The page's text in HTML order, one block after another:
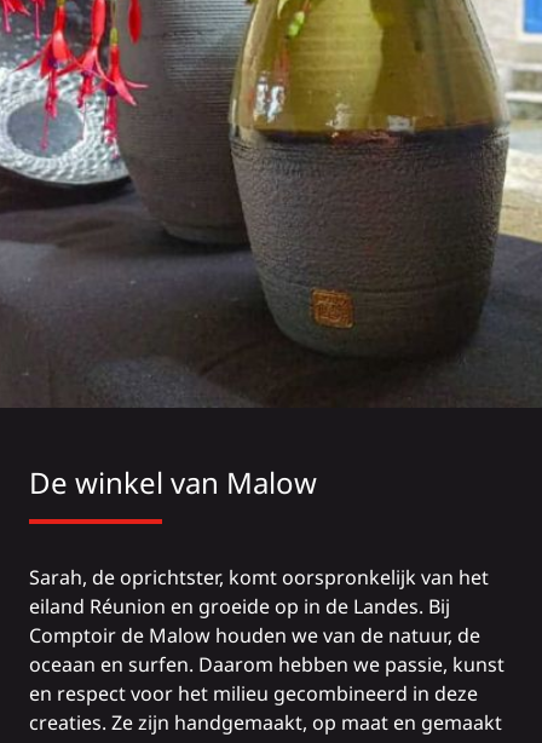
De winkel van Malow
Sarah, de oprichtster, komt oorspronkelijk van het
eiland Réunion en groeide op in de Landes. Bij
Comptoir de Malow houden we van de natuur, de
oceaan en surfen. Daarom hebben we passie, kunst
en respect voor het milieu gecombineerd in deze
creaties. Ze zijn handgemaakt, op maat en gemaakt